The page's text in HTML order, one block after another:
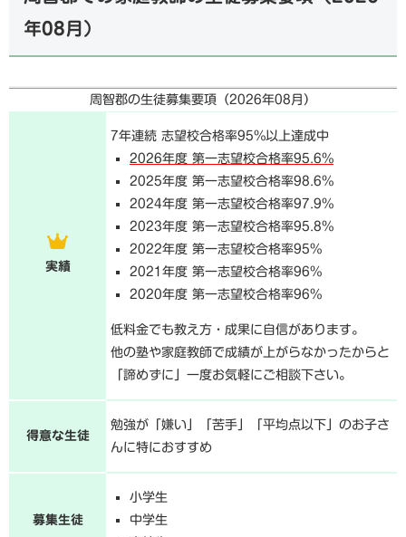
年08月）
周智郡の生徒募集要項（2026年08月 ）
実績
7年連続 志望校合格率95%以上達成中
2026年度 第一志望校合格率95.6%
2025年度 第一志望校合格率98.6%
2024年度 第一志望校合格率97.9%
2023年度 第一志望校合格率95.8%
2022年度 第一志望校合格率95%
2021年度 第一志望校合格率96%
2020年度 第一志望校合格率96%
低料金でも教え方・成果に自信があります。
他の塾や家庭教師で成績が上がらなかったからと
「諦めずに」一度お気軽にご相談下さい。
得意な生徒
勉強が「嫌い」「苦手」「平均点以下」のお子さ
んに特におすすめ
募集生徒
小学生
中学生